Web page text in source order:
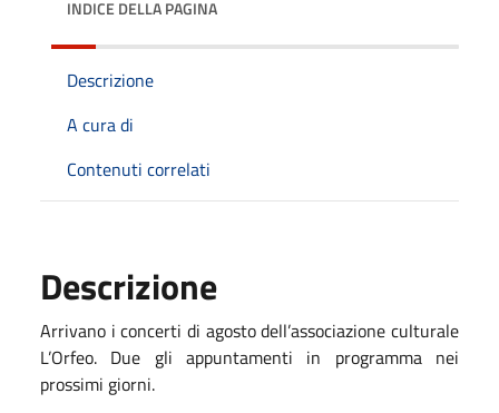
INDICE DELLA PAGINA
Descrizione
A cura di
Contenuti correlati
Descrizione
Arrivano i concerti di agosto dell’associazione culturale
L’Orfeo. Due gli appuntamenti in programma nei
prossimi giorni.